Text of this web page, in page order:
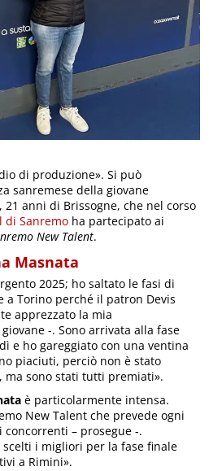
di produzione». Si può
sanremese della giovane
, 21 anni di Brissogne, che nel corso
di Sanremo ha partecipato ai
New Talent.
Masnata
2025; ho saltato le fasi di
a Torino perché il patron Devis
apprezzato la mia
-. Sono arrivata alla fase
e ho gareggiato con una ventina
piaciuti, perciò non è stato
ma sono stati tutti premiati».
è particolarmente intensa.
New Talent che prevede ogni
concorrenti – prosegue -.
scelti i migliori per la fase finale
a Rimini».